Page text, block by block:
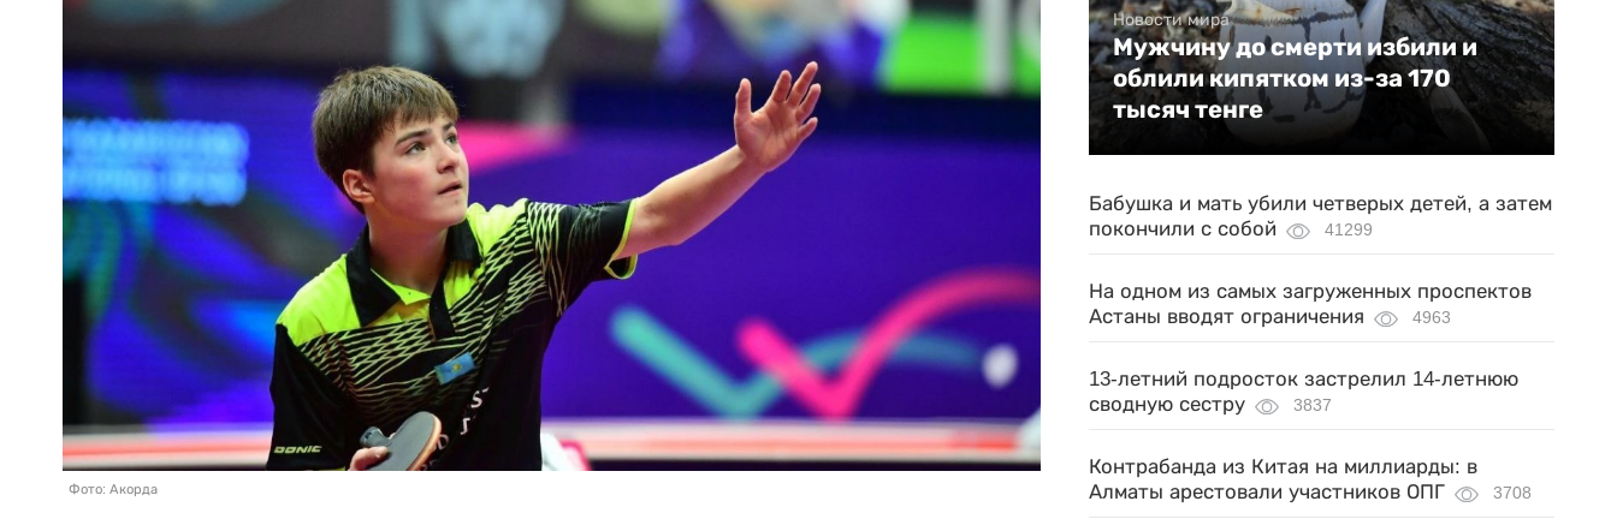
Фото: Акорда
Новости мира
Мужчину до смерти избили и
облили кипятком из-за 170
тысяч тенге
Бабушка и мать убили четверых детей, а затем
покончили с собой
41299
На одном из самых загруженных проспектов
Астаны вводят ограничения
4963
13-летний подросток застрелил 14-летнюю
сводную сестру
3837
Контрабанда из Китая на миллиарды: в
Алматы арестовали участников ОПГ
3708